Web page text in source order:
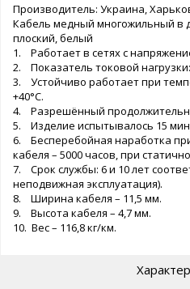
Производитель: Украина,
Кабель медный многожильный в
плоский, белый
1. Работает в сетях с
2. Показатель токовой
3. Устойчиво работает при
+40°С.
4. Разрешённый
5. Изделие испытывалось 15
6. Бесперебойная наработка
кабеля – 5000 часов, при
7. Срок службы: 6 и 10 лет
неподвижная эксплуатация).
8. Ширина кабеля – 11,5 мм.
9. Высота кабеля – 4,7 мм.
10. Вес – 116,8 кг/км.